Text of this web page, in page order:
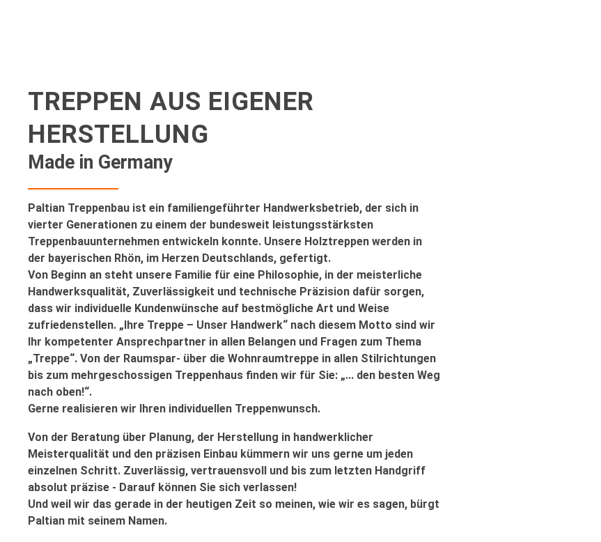
TREPPEN AUS EIGENER
HERSTELLUNG
Made in Germany
Paltian Treppenbau ist ein familiengeführter Handwerksbetrieb, der sich in
vierter Generationen zu einem der bundesweit leistungsstärksten
Treppenbauunternehmen entwickeln konnte. Unsere Holztreppen werden in
der bayerischen Rhön, im Herzen Deutschlands, gefertigt.
Von Beginn an steht unsere Familie für eine Philosophie, in der meisterliche
Handwerksqualität, Zuverlässigkeit und technische Präzision dafür sorgen,
dass wir individuelle Kundenwünsche auf bestmögliche Art und Weise
zufriedenstellen. „Ihre Treppe – Unser Handwerk“ nach diesem Motto sind wir
Ihr kompetenter Ansprechpartner in allen Belangen und Fragen zum Thema
„Treppe“. Von der Raumspar- über die Wohnraumtreppe in allen Stilrichtungen
bis zum mehrgeschossigen Treppenhaus finden wir für Sie: „... den besten Weg
nach oben!“.
Gerne realisieren wir Ihren individuellen Treppenwunsch.
Von der Beratung über Planung, der Herstellung in handwerklicher
Meisterqualität und den präzisen Einbau kümmern wir uns gerne um jeden
einzelnen Schritt. Zuverlässig, vertrauensvoll und bis zum letzten Handgriff
absolut präzise - Darauf können Sie sich verlassen!
Und weil wir das gerade in der heutigen Zeit so meinen, wie wir es sagen, bürgt
Paltian mit seinem Namen.